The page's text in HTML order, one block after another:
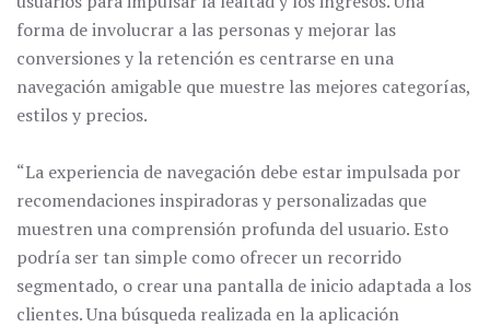
forma de involucrar a las personas y mejorar las
conversiones y la retención es centrarse en una
navegación amigable que muestre las mejores categorías,
estilos y precios.
“La experiencia de navegación debe estar impulsada por
recomendaciones inspiradoras y personalizadas que
muestren una comprensión profunda del usuario. Esto
podría ser tan simple como ofrecer un recorrido
segmentado, o crear una pantalla de inicio adaptada a los
clientes. Una búsqueda realizada en la aplicación